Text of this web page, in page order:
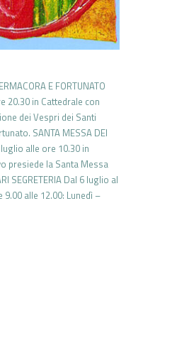
E FORTUNATO
20.30 in Cattedrale con
dei Vespri dei Santi
SANTA MESSA DEI
alle ore 10.30 in
presiede la Santa Messa
SEGRETERIA Dal 6 luglio al
alle 12.00: Lunedì –